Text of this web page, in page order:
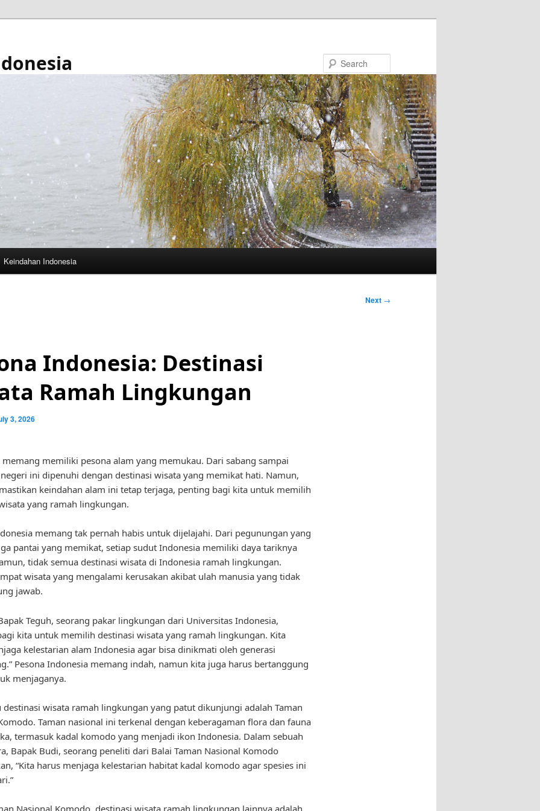
Keindahan Indonesia
Next →
Indonesia: Destinasi
Ramah Lingkungan
3, 2026
memiliki pesona alam yang memukau. Dari sabang sampai
ini dipenuhi dengan destinasi wisata yang memikat hati. Namun,
keindahan alam ini tetap terjaga, penting bagi kita untuk memilih
yang ramah lingkungan.
memang tak pernah habis untuk dijelajahi. Dari pegunungan yang
pantai yang memikat, setiap sudut Indonesia memiliki daya tariknya
tidak semua destinasi wisata di Indonesia ramah lingkungan.
wisata yang mengalami kerusakan akibat ulah manusia yang tidak
jawab.
Teguh, seorang pakar lingkungan dari Universitas Indonesia,
kita untuk memilih destinasi wisata yang ramah lingkungan. Kita
kelestarian alam Indonesia agar bisa dinikmati oleh generasi
Pesona Indonesia memang indah, namun kita juga harus bertanggung
menjaganya.
destinasi wisata ramah lingkungan yang patut dikunjungi adalah Taman
Taman nasional ini terkenal dengan keberagaman flora dan fauna
termasuk kadal komodo yang menjadi ikon Indonesia. Dalam sebuah
Bapak Budi, seorang peneliti dari Balai Taman Nasional Komodo
“Kita harus menjaga kelestarian habitat kadal komodo agar spesies ini